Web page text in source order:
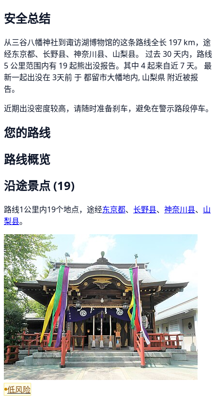
安全总结
从三谷八幡神社到诹访湖博物馆的这条路线全长 197 km，途
经东京都、长野县、神奈川县、山梨县。 过去 30 天内，路线
5 公里范围内有 19 起熊出没报告。其中 4 起来自近 7 天。 最
新一起出没在 3天前 于 都留市大幡地内, 山梨県 附近被报
告。
近期出没密度较高，请随时准备刹车，避免在警示路段停车。
您的路线
路线概览
沿途景点 (19)
路线1公里内19个地点，途经东京都、 长野县、 神奈川县、 山
梨县。
低风险